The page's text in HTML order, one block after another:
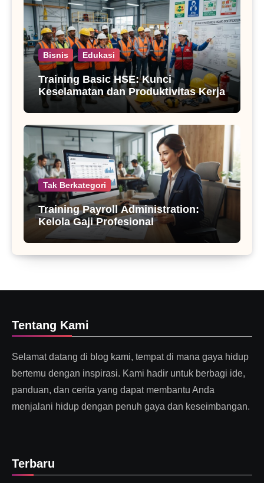
Bisnis Edukasi
Training Basic HSE: Kunci
Keselamatan dan Produktivitas Kerja
Tak Berkategori
Training Payroll Administration:
Kelola Gaji Profesional
Tentang Kami
Selamat datang di blog kami, tempat di mana gaya hidup
bertemu dengan inspirasi. Kami hadir untuk berbagi ide,
panduan, dan cerita yang dapat membantu Anda
menjalani hidup dengan penuh gaya dan keseimbangan.
Terbaru